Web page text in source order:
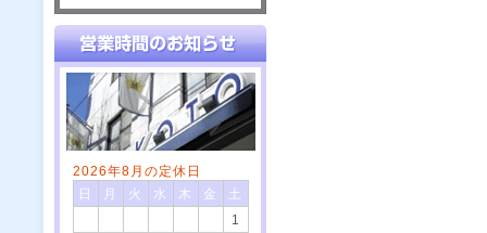
2026年8月の定休日
日
月 火 水 木 金
土
1